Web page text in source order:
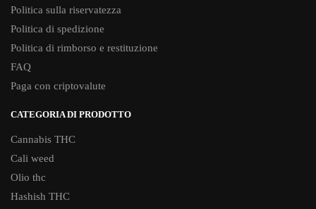
Politica sulla riservatezza
Politica di spedizione
Politica di rimborso e restituzione
FAQ
Paga con criptovalute
CATEGORIA DI PRODOTTO
Cannabis THC
Cali weed
Olio thc
Hashish THC